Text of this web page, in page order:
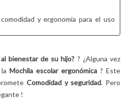
y ergonomía para el uso
equipaje sea más cómodo ? Los
hay que adoptar !
en la mochila escolar
bienestar de su hijo? ? ¿Alguna vez
Mochila escolar ergonómica ? Este
Comodidad y seguridad. Pero
!